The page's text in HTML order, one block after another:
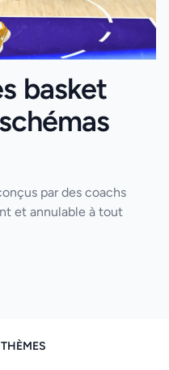
basket
par des coachs
et annulable à tout
THÈMES